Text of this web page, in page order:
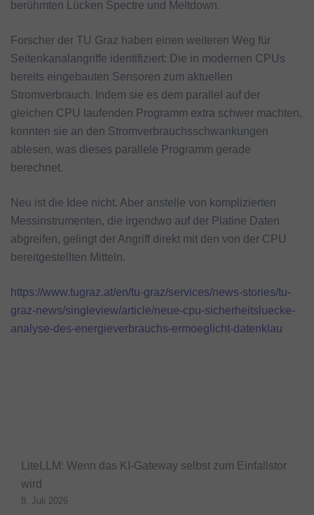
berühmten Lücken Spectre und Meltdown.
Forscher der TU Graz haben einen weiteren Weg für
Seitenkanalangriffe identifiziert: Die in modernen CPUs
bereits eingebauten Sensoren zum aktuellen
Stromverbrauch. Indem sie es dem parallel auf der
gleichen CPU laufenden Programm extra schwer machten,
konnten sie an den Stromverbrauchsschwankungen
ablesen, was dieses parallele Programm gerade
berechnet.
Neu ist die Idee nicht. Aber anstelle von komplizierten
Messinstrumenten, die irgendwo auf der Platine Daten
abgreifen, gelingt der Angriff direkt mit den von der CPU
bereitgestellten Mitteln.
https://www.tugraz.at/en/tu-graz/services/news-stories/tu-
graz-news/singleview/article/neue-cpu-sicherheitsluecke-
analyse-des-energieverbrauchs-ermoeglicht-datenklau
LiteLLM: Wenn das KI-Gateway selbst zum Einfallstor
wird
8. Juli 2026